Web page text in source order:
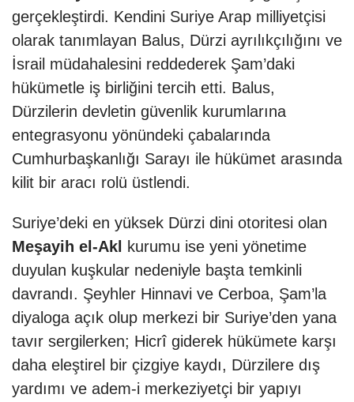
gerçekleştirdi. Kendini Suriye Arap milliyetçisi
olarak tanımlayan Balus, Dürzi ayrılıkçılığını ve
İsrail müdahalesini reddederek Şam’daki
hükümetle iş birliğini tercih etti. Balus,
Dürzilerin devletin güvenlik kurumlarına
entegrasyonu yönündeki çabalarında
Cumhurbaşkanlığı Sarayı ile hükümet arasında
kilit bir aracı rolü üstlendi.
Suriye’deki en yüksek Dürzi dini otoritesi olan
Meşayih el-Akl
kurumu ise yeni yönetime
duyulan kuşkular nedeniyle başta temkinli
davrandı. Şeyhler Hinnavi ve Cerboa, Şam’la
diyaloga açık olup merkezi bir Suriye’den yana
tavır sergilerken; Hicrî giderek hükümete karşı
daha eleştirel bir çizgiye kaydı, Dürzilere dış
yardımı ve adem-i merkeziyetçi bir yapıyı